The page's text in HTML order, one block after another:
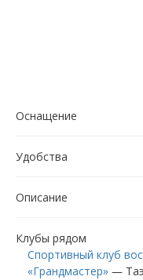
Оснащение
Удобства
Описание
Клубы рядом
Спортивный клуб
«Грандмастер» —